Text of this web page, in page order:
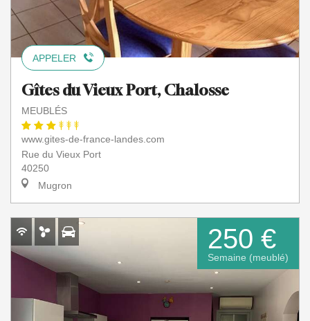
APPELER
Gîtes du Vieux Port, Chalosse
MEUBLÉS
www.gites-de-france-landes.com
Rue du Vieux Port
40250
Mugron
250 €
Semaine (meublé)